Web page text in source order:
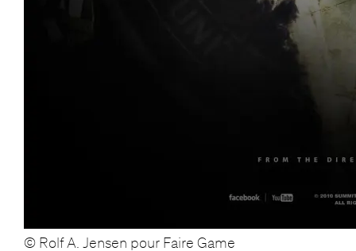
© Rolf A. Jensen pour Faire Game